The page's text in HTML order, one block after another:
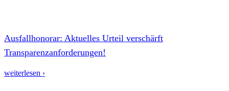
Ausfallhonorar: Aktuelles Urteil verschärft
Transparenzanforderungen!
weiterlesen ›